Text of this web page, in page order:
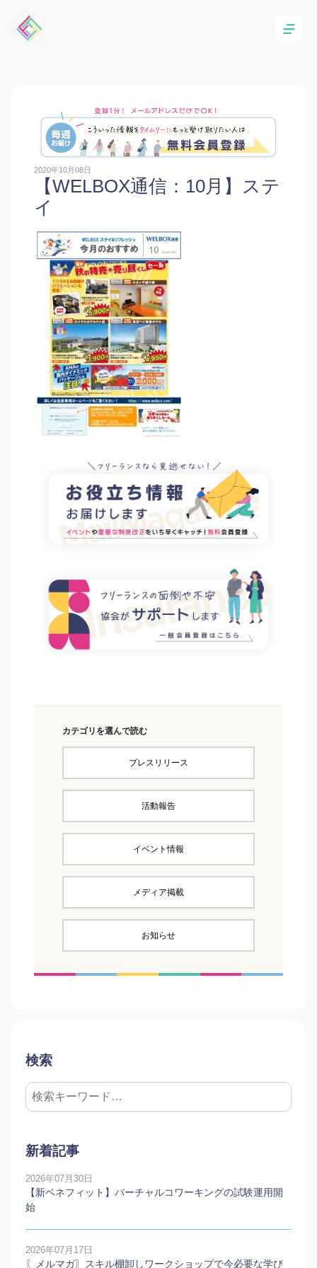
2020年10月08日
【WELBOX通信：10月】ステ
イ
カテゴリを選んで読む
プレスリリース
活動報告
イベント情報
メディア掲載
お知らせ
検索
新着記事
2026年07月30日
【新ベネフィット】バーチャルコワーキングの試験運用開
始
2026年07月17日
〖メルマガ〗スキル棚卸しワークショップで今必要な学び